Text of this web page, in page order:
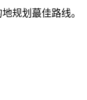
规划蕞佳路线。